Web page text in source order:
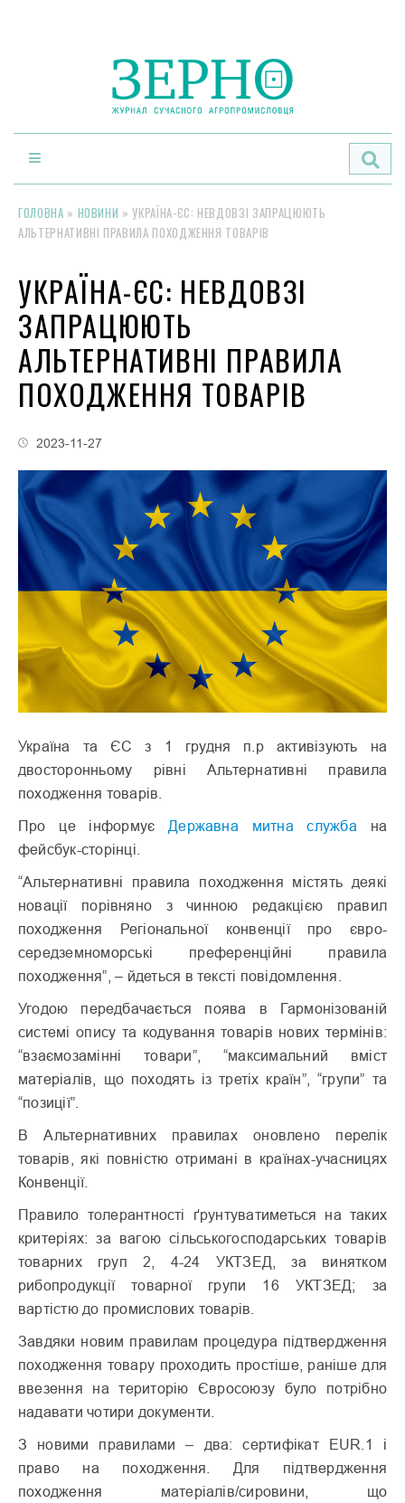
ГОЛОВНА » НОВИНИ » УКРАЇНА-ЄС: НЕВДОВЗІ ЗАПРАЦЮЮТЬ
АЛЬТЕРНАТИВНІ ПРАВИЛА ПОХОДЖЕННЯ ТОВАРІВ
УКРАЇНА-ЄС: НЕВДОВЗІ
ЗАПРАЦЮЮТЬ
АЛЬТЕРНАТИВНІ ПРАВИЛА
ПОХОДЖЕННЯ ТОВАРІВ
2023-11-27
Україна та ЄС з 1 грудня п.р активізують на
двосторонньому рівні Альтернативні правила
походження товарів.
Про це інформує Державна митна служба на
фейсбук-сторінці.
“Альтернативні правила походження містять деякі
новації порівняно з чинною редакцією правил
походження Регіональної конвенції про євро-
середземноморські преференційні правила
походження”, – йдеться в тексті повідомлення.
Угодою передбачається поява в Гармонізованій
системі опису та кодування товарів нових термінів:
“взаємозамінні товари”, “максимальний вміст
матеріалів, що походять із третіх країн”, “групи” та
“позиції”.
В Альтернативних правилах оновлено перелік
товарів, які повністю отримані в країнах-учасницях
Конвенції.
Правило толерантності ґрунтуватиметься на таких
критеріях: за вагою сільськогосподарських товарів
товарних груп 2, 4-24 УКТЗЕД, за винятком
рибопродукції товарної групи 16 УКТЗЕД; за
вартістю до промислових товарів.
Завдяки новим правилам процедура підтвердження
походження товару проходить простіше, раніше для
ввезення на територію Євросоюзу було потрібно
надавати чотири документи.
З новими правилами – два: сертифікат EUR.1 і
право на походження. Для підтвердження
походження матеріалів/сировини, що